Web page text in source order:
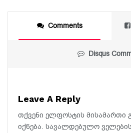
Comments
Disqus
Leave A Reply
თქვენი ელფოსტის მისამართი
იქნება. სავალდებულო ველების